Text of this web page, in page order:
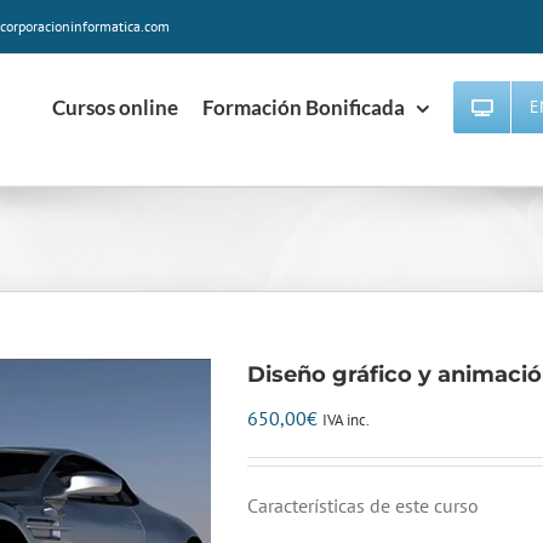
Cursos online Formación Bonificada
Diseño gráfico y
650,00€ IVA inc.
Características de este curso